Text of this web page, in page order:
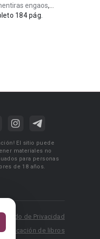
engaos,
Texto completo 184 pág.
El sitio puede
materiales no
para personas
de 18 años.
Acuerdo de Privacidad
publicación de libros